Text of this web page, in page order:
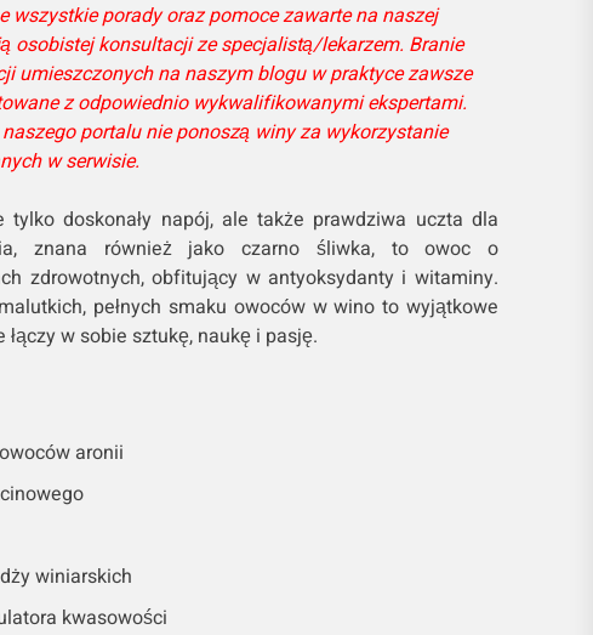
wszystkie porady oraz pomoce zawarte na naszej
osobistej konsultacji ze specjalistą/lekarzem. Branie
umieszczonych na naszym blogu w praktyce zawsze
z odpowiednio wykwalifikowanymi ekspertami.
portalu nie ponoszą winy za wykorzystanie
w serwisie.
doskonały napój, ale także prawdziwa uczta dla
znana również jako czarno śliwka, to owoc o
zdrowotnych, obfitujący w antyoksydanty i witaminy.
pełnych smaku owoców w wino to wyjątkowe
w sobie sztukę, naukę i pasję.
aronii
winiarskich
kwasowości